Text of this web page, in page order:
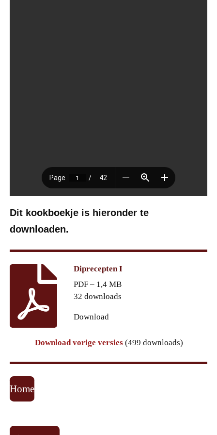
Dit kookboekje is hieronder te
downloaden.
Diprecepten I
PDF – 1,4 MB
32 downloads
Download
Download vorige versies (499 downloads)
Home